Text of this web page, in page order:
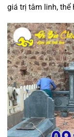
giá trị tâm linh, thể